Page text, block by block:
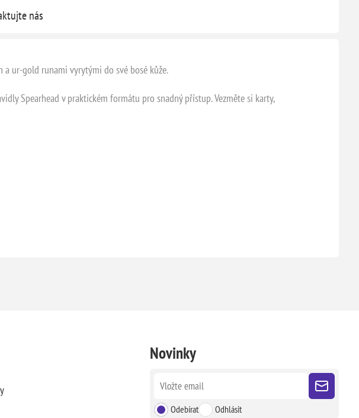
nás
ur-gold runami vyrytými do své bosé kůže.
Spearhead v praktickém formátu pro snadný přístup. Vezměte si karty,
Novinky
Odebírat Odhlásit